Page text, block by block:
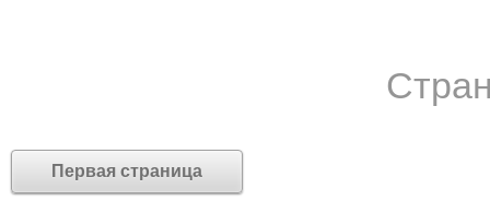
Первая страница